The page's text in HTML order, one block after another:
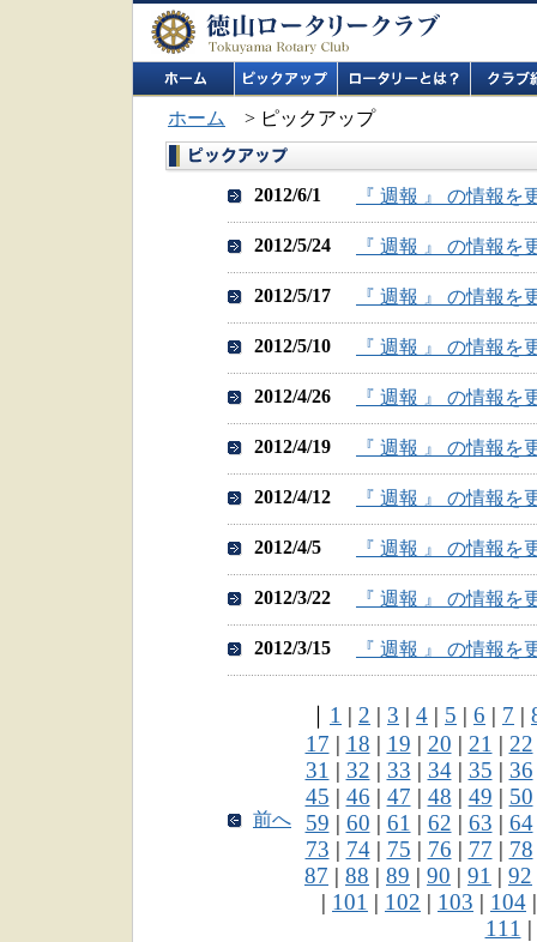
ホーム > ピックアップ
2012/6/1 『 週報 』 の情報を
2012/5/24 『 週報 』 の情報を
2012/5/17 『 週報 』 の情報を
2012/5/10 『 週報 』 の情報を
2012/4/26 『 週報 』 の情報を
2012/4/19 『 週報 』 の情報を
2012/4/12 『 週報 』 の情報を
2012/4/5 『 週報 』 の情報を
2012/3/22 『 週報 』 の情報を
2012/3/15 『 週報 』 の情報を
前へ
1 | 2 | 3 | 4 | 5 | 6 | 7 |
17 | 18 | 19 | 20 | 21 | 22
31 | 32 | 33 | 34| 35 | 36
45 | 46 | 47 | 48 | 49 | 50
59 | 60 | 61 | 62 | 63 | 64
73 | 74| 75 | 76 | 77 | 78
87 | 88 | 89 | 90 | 91 | 92
| 101 | 102 | 103 | 104
111 |